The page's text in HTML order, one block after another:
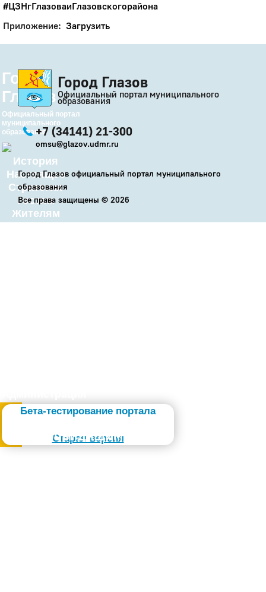
Город
Глазов
Официальный портал
муниципального
образования
История
Настоящее
Стратегия
Гостям
Жителям
Бета-тестирование портала
Старая версия
Слабовидящим
#ЦЗНгГлазоваиГлазовскогорайона
Приложение: Загрузить
Город Глазов
Официальный портал муниципального
образования
+7 (34141) 21-300
omsu@glazov.udmr.ru
Город Глазов официальный портал муниципального
образования
Все права защищены © 2026